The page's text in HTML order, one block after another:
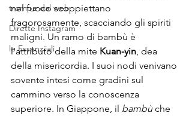
trompe dal web
Dirette Instagram
le Essenziiali
nel fuoco scoppiettano
fragorosamente, scacciando gli spiriti
maligni. Un ramo di bambù è
l'attributo della mite Kuan-yin , dea
della misericordia. I suoi nodi venivano
sovente intesi come gradini sul
cammino verso la conoscenza
superiore. In Giappone, il bambù che